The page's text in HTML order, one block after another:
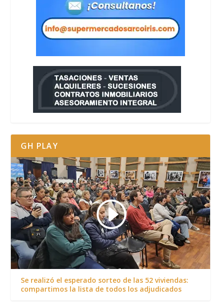
GH PLAY
Se realizó el esperado sorteo de las 52 viviendas:
compartimos la lista de todos los adjudicados